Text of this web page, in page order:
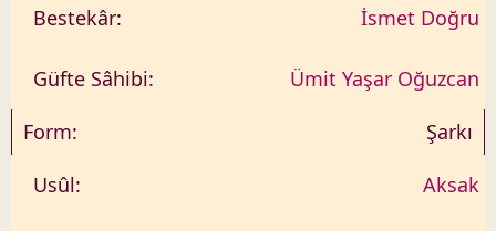
İsmet Doğru
Ümit Yaşar Oğuzcan
Şarkı
Aksak